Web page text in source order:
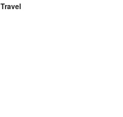
Travel